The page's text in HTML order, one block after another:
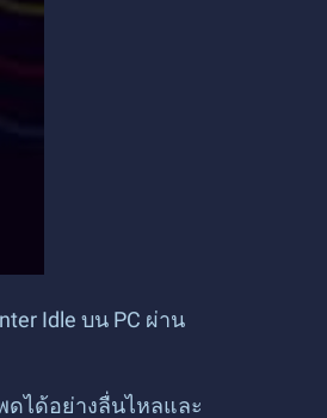
Idle บน PC ผ่าน
ดได้อย่างลื่นไหลและ